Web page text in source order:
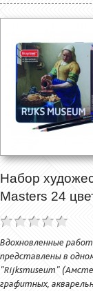
Набор
Masters 24
Вдохновленные
представлены в
"Rijksmuseum"
графитных,